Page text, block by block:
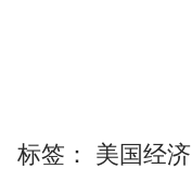
标签： 美国经济